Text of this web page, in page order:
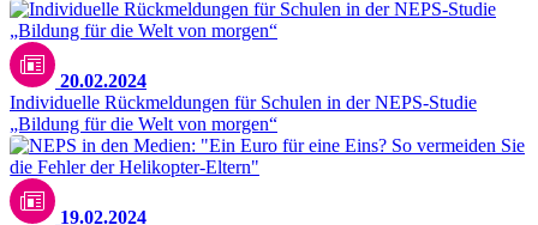
20.02.2024
Individuelle Rückmeldungen für Schulen in der NEPS-Studie
„Bildung für die Welt von morgen“
19.02.2024